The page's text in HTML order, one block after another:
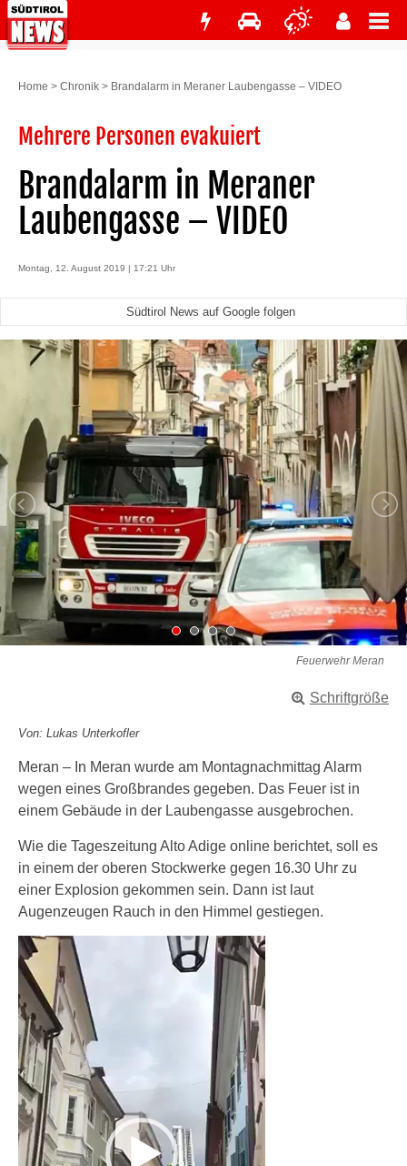
Home > Chronik > Brandalarm in Meraner Laubengasse – VIDEO
Mehrere Personen evakuiert
Brandalarm in Meraner
Laubengasse – VIDEO
Montag, 12. August 2019 | 17:21 Uhr
Südtirol News auf Google folgen
Feuerwehr Meran
Schriftgröße
Von: Lukas Unterkofler
Meran – In Meran wurde am Montagnachmittag Alarm
wegen eines Großbrandes gegeben. Das Feuer ist in
einem Gebäude in der Laubengasse ausgebrochen.
Wie die Tageszeitung Alto Adige online berichtet, soll es
in einem der oberen Stockwerke gegen 16.30 Uhr zu
einer Explosion gekommen sein. Dann ist laut
Augenzeugen Rauch in den Himmel gestiegen.
V
i
e
o
-
P
l
a
y